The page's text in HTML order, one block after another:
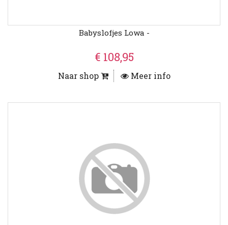
Babyslofjes Lowa -
€ 108,95
Naar shop Meer info